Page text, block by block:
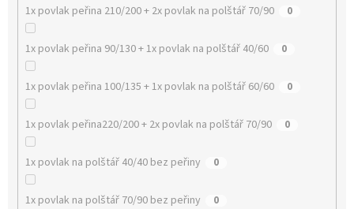
1x povlak peřina 210/200 + 2x povlak na polštář 70/90 0
1x povlak peřina 90/130 + 1x povlak na polštář 40/60 0
1x povlak peřina 100/135 + 1x povlak na polštář 60/60 0
1x povlak peřina220/200 + 2x povlak na polštář 70/90 0
1x povlak na polštář 40/40 bez peřiny 0
1x povlak na polštář 70/90 bez peřiny 0